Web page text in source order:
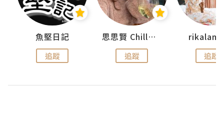
魚堅日記
追蹤
思思賢 ChillMyBabe
追蹤 追蹤